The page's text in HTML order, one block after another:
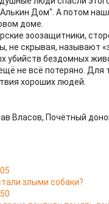
Дом". А потом
доме.
зоозащитники,
не скрывая, называют
убийств бездомных
не всё потеряно. Для
хороших людей.
Власов, Почётный
злыми собаки?